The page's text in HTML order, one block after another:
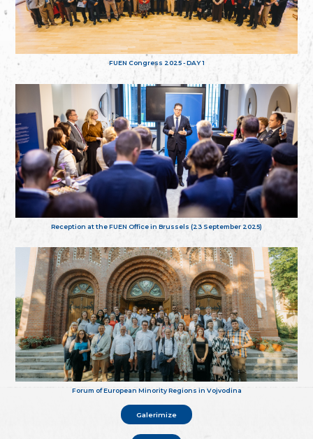
FUEN Congress 2025 - DAY 1
Reception at the FUEN Office in Brussels (23 September 2025)
Forum of European Minority Regions in Vojvodina
Galerimize